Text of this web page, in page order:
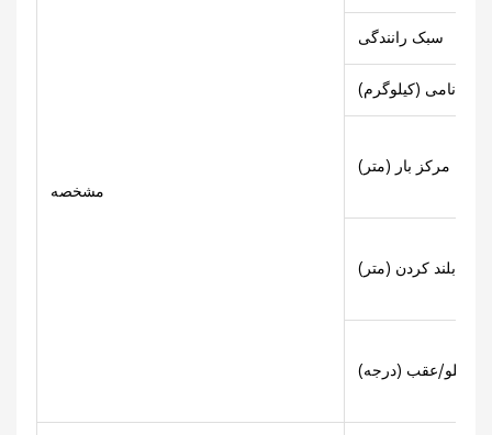
مشخصه
سبک رانندگی
بار نامی (کیلوگرم)
مرکز بار (متر)
بلند کردن (متر)
جلو/عقب (درجه)